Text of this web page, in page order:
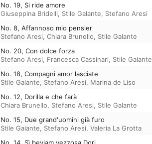
No. 19, Si ride amore
Giuseppina Bridelli, Stile Galante, Stefano Aresi
No. 8, Affannoso mio pensier
Stefano Aresi, Chiara Brunello, Stile Galante
No. 20, Con dolce forza
Stefano Aresi, Francesca Cassinari, Stile Galante
No. 18, Compagni amor lasciate
Stile Galante, Stefano Aresi, Marina de Liso
No. 12, Dorilla e che farà
Chiara Brunello, Stefano Aresi, Stile Galante
No. 15, Due grand'uomini già furo
Stile Galante, Stefano Aresi, Valeria La Grotta
No. 14, Sì beviam vezzosa Dori